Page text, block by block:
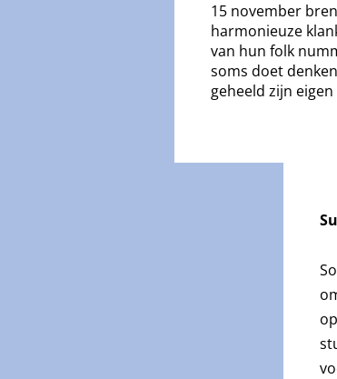
15 november
harmonieuze
van hun folk
soms doet
geheeld zijn